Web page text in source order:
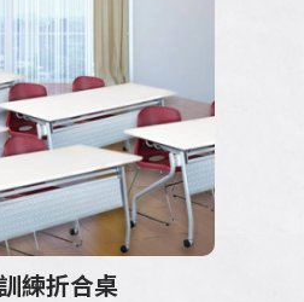
金工作站
金工作站
練折合桌